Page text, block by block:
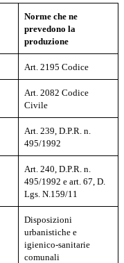
Norme che ne
prevedono la
produzione
Art. 2195 Codice
Art. 2082 Codice
Civile
Art. 239, D.P.R. n.
495/1992
Art. 240, D.P.R. n.
495/1992 e art. 67, D.
Lgs. N.159/11
Disposizioni
urbanistiche e
igienico-sanitarie
comunali